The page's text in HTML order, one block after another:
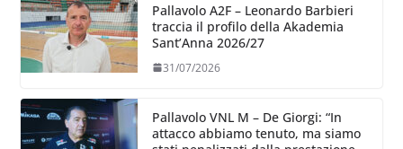
Pallavolo A2F – Leonardo Barbieri
traccia il profilo della Akademia
Sant’Anna 2026/27
31/07/2026
Pallavolo VNL M – De Giorgi: “In
attacco abbiamo tenuto, ma siamo